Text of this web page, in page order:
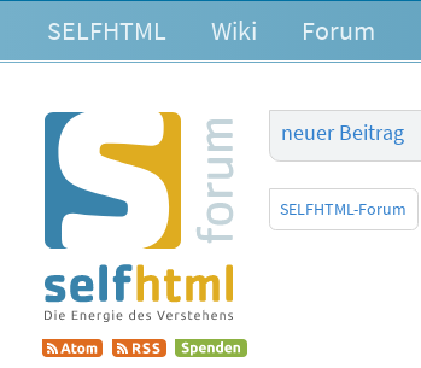
SELFHTML Wiki Forum
neuer Beitrag
SELFHTML-Forum